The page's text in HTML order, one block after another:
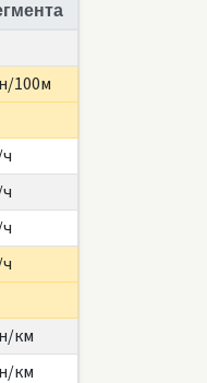
100м
км
км